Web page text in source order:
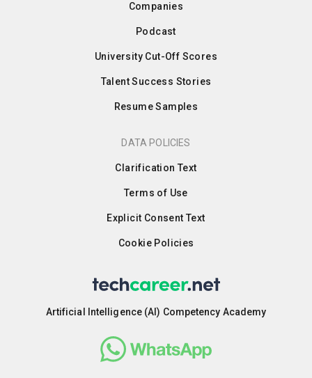
Companies
Podcast
University Cut-Off Scores
Talent Success Stories
Resume Samples
DATA POLICIES
Clarification Text
Terms of Use
Explicit Consent Text
Cookie Policies
Artificial Intelligence (AI) Competency Academy